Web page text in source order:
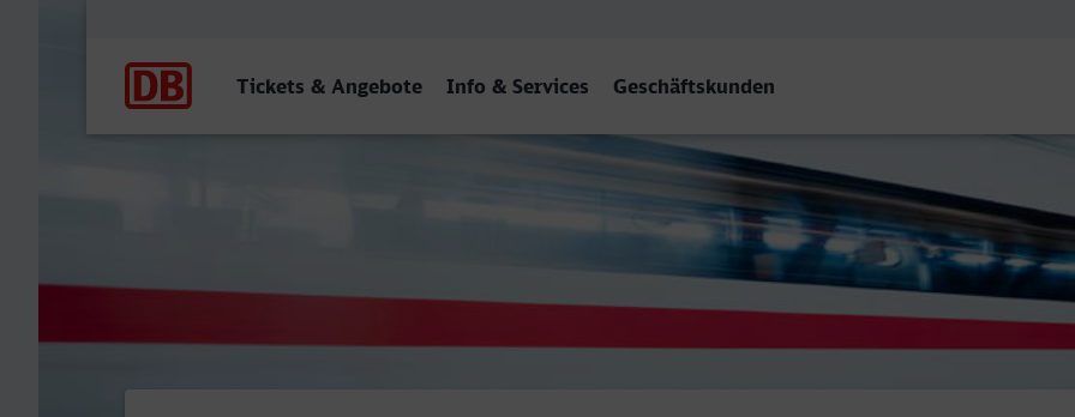
Tickets & Angebote Info & Services Geschäftskunden
Augsburg Hbf - Offenbach (Main) Hbf